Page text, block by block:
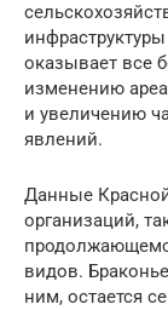
оказывает все
изменению
и увеличению
явлений.
Данные
организаций,
видов.
ним, остается